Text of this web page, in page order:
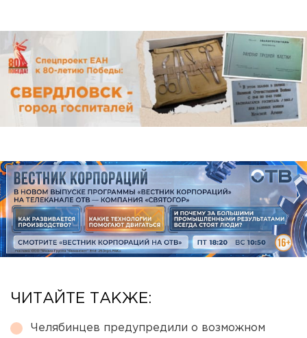
ЧИТАЙТЕ ТАКЖЕ:
Челябинцев предупредили о возможном